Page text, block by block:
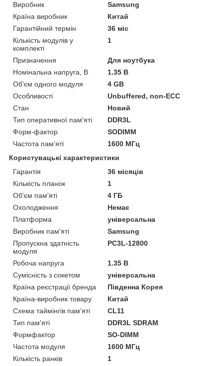
Виробник
Samsung
Країна виробник
Китай
Гарантійний термін
36 міс
Кількість модулів у
комплекті
1
Призначення
Для ноутбука
Номінальна напруга, В
1.35 В
Об'єм одного модуля
4 GB
Особливості
Unbuffered, non-ECC
Стан
Новий
Тип оперативної пам'яті
DDR3L
Форм-фактор
SODIMM
Частота пам'яті
1600 МГц
Користувацькі характеристики
Гарантія
36 місяців
Кількість планок
1
Об'єм пам'яті
4 ГБ
Охолодження
Немає
Платформа
універсальна
Виробник пам'яті
Samsung
Пропускна здатність
модуля
PC3L-12800
Робоча напруга
1.35 В
Сумісність з сокетом
універсальна
Країна реєстрації бренда
Південна Корея
Країна-виробник товару
Китай
Схема таймінгів пам'яті
CL11
Тип пам'яті
DDR3L SDRAM
Формфактор
SO-DIMM
Частота модуля
1600 МГц
Кількість ранків
1